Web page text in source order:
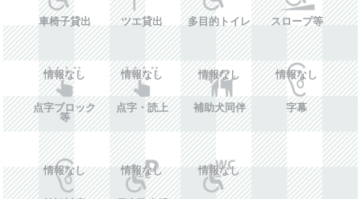
車椅子貸出 ツエ貸出 多目的トイレ スロープ等
情報なし
点字ブロック
等
情報なし
点字・読上
情報なし
補助犬同伴
情報なし
字幕
情報なし 情報なし 情報なし